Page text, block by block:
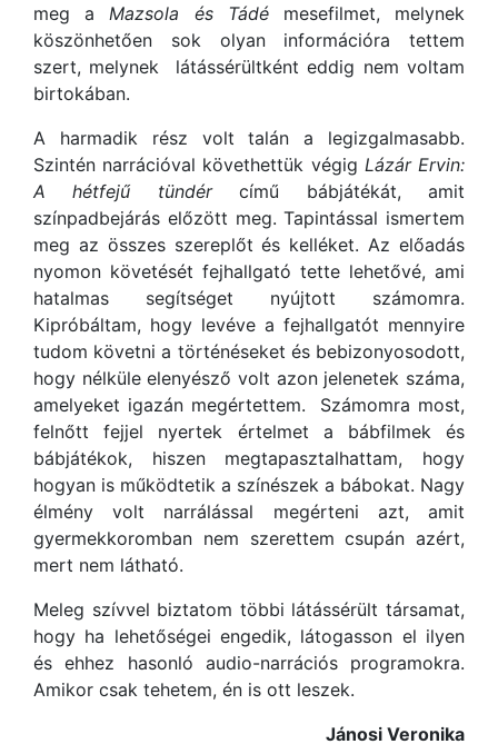
meg a Mazsola és Tádémesefilmet, melynek
köszönhetően sok olyan információra tettem
szert, melynek látássérültként eddig nem voltam
birtokában.
A harmadik rész volt talán a legizgalmasabb.
Szintén narrációval követhettük végig Lázár Ervin:
A hétfejű tündércímű bábjátékát, amit
színpadbejárás előzött meg. Tapintással ismertem
meg az összes szereplőt és kelléket. Az előadás
nyomon követését fejhallgató tette lehetővé, ami
hatalmas segítséget nyújtott számomra.
Kipróbáltam, hogy levéve a fejhallgatót mennyire
tudom követni a történéseket és bebizonyosodott,
hogy nélküle elenyésző volt azon jelenetek száma,
amelyeket igazán megértettem. Számomra most,
felnőtt fejjel nyertek értelmet a bábfilmek és
bábjátékok, hiszen megtapasztalhattam, hogy
hogyan is működtetik a színészek a bábokat. Nagy
élmény volt narrálással megérteni azt, amit
gyermekkoromban nem szerettem csupán azért,
mert nem látható.
Meleg szívvel biztatom többi látássérült társamat,
hogy ha lehetőségei engedik, látogasson el ilyen
és ehhez hasonló audio-narrációs programokra.
Amikor csak tehetem, én is ott leszek.
Jánosi Veronika